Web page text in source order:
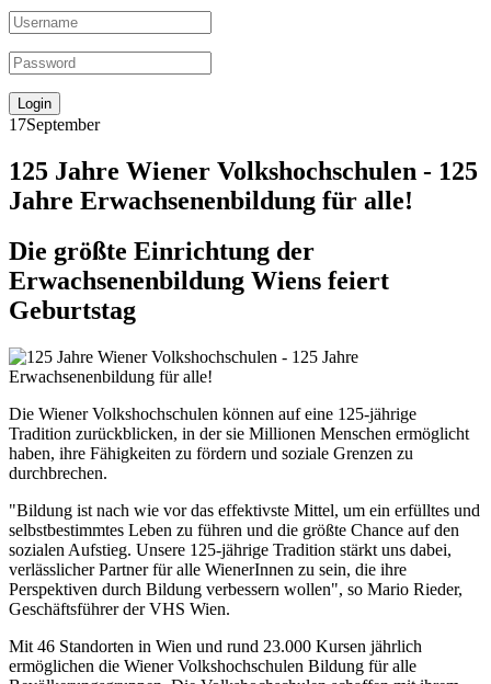
17September
125 Jahre Wiener Volkshochschulen - 125
Jahre Erwachsenenbildung für alle!
Die größte Einrichtung der
Erwachsenenbildung Wiens feiert
Geburtstag
Die Wiener Volkshochschulen können auf eine 125-jährige
Tradition zurückblicken, in der sie Millionen Menschen ermöglicht
haben, ihre Fähigkeiten zu fördern und soziale Grenzen zu
durchbrechen.
"Bildung ist nach wie vor das effektivste Mittel, um ein erfülltes und
selbstbestimmtes Leben zu führen und die größte Chance auf den
sozialen Aufstieg. Unsere 125-jährige Tradition stärkt uns dabei,
verlässlicher Partner für alle WienerInnen zu sein, die ihre
Perspektiven durch Bildung verbessern wollen", so Mario Rieder,
Geschäftsführer der VHS Wien.
Mit 46 Standorten in Wien und rund 23.000 Kursen jährlich
ermöglichen die Wiener Volkshochschulen Bildung für alle